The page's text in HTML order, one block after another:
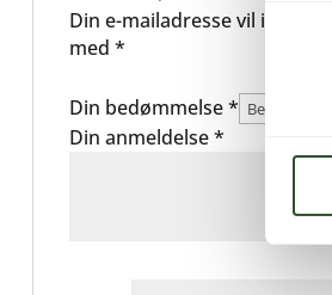
Din e-mailadresse vil ikke
med *
Din bedømmelse*
Din anmeldelse*